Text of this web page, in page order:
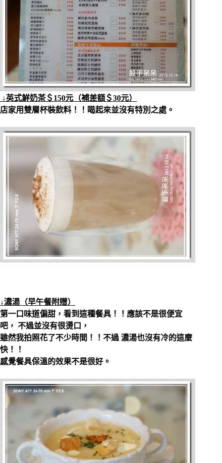
↓英式鮮奶茶＄150元（補差額＄30元）
店家用雙層杯裝飲料！！喝起來並沒有特別之處。
↓濃湯（早午餐附贈）
第一口味道偏甜，看到這種餐具！！應該不是很便宜
吧， 不過並沒有很燙口，
雖然我拍照花了不少時間！！不過 濃湯也沒有冷的這麼
快！！
感覺餐具保溫的效果不是很好。